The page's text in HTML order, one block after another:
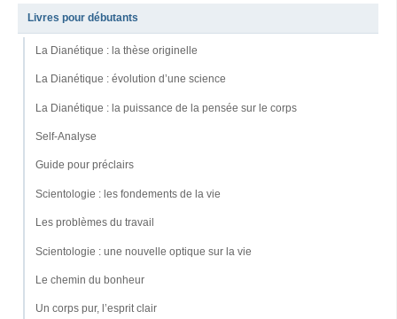
Livres pour débutants
La Dianétique : la thèse originelle
La Dianétique : évolution d’une science
La Dianétique : la puissance de la pensée sur le corps
Self-Analyse
Guide pour préclairs
Scientologie : les fondements de la vie
Les problèmes du travail
Scientologie : une nouvelle optique sur la vie
Le chemin du bonheur
Un corps pur, l’esprit clair